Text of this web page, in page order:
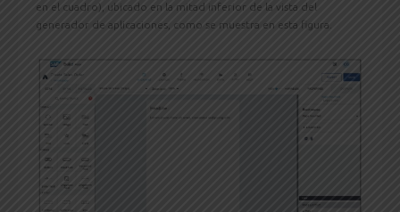
en el cuadro), ubicado en la mitad inferior de la vista del
generador de aplicaciones, como se muestra en esta figura.